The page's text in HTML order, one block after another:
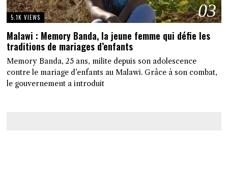
03
5.1K VIEWS
Malawi : Memory Banda, la jeune femme qui défie les
traditions de mariages d’enfants
Memory Banda, 25 ans, milite depuis son adolescence
contre le mariage d’enfants au Malawi. Grâce à son combat,
le gouvernement a introduit